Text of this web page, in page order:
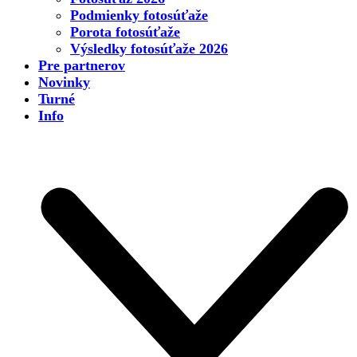
Podmienky fotosúťaže
Porota fotosúťaže
Výsledky fotosúťaže 2026
Pre partnerov
Novinky
Turné
Info